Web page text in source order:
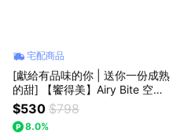
宅配商品
[獻給有品味的你 | 送你一份成熟
的甜] 【饗得美】Airy Bite 空氣
牛軋糖二入組-成熟系大人味 (醇
黑芝麻+咖啡雙豆)
$530 $798
8.0%